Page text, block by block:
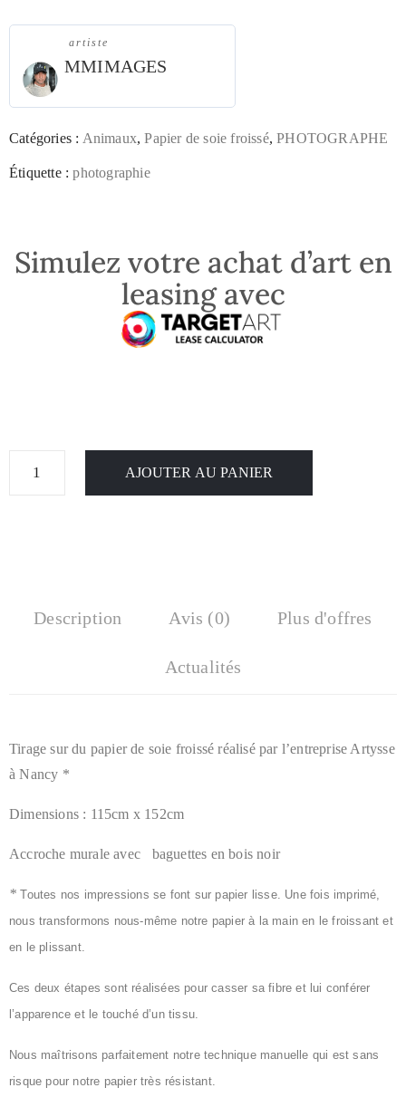
artiste
MMIMAGES
Catégories : Animaux,Papier de soie froissé,PHOTOGRAPHE
Étiquette :photographie
Simulez votre achat d’art en
leasing avec
AJOUTER AU PANIER
Description Avis (0) Plus d'offres
Actualités
Tirage sur du papier de soie froissé réalisé par l’entreprise Artysse
à Nancy *
Dimensions : 115cm x 152cm
Accroche murale avec baguettes en bois noir
*Toutes nos impressions se font sur papier lisse. Une fois imprimé,
nous transformons nous-même notre papier à la main en le froissant et
en le plissant.
Ces deux étapes sont réalisées pourcasser sa fibre et lui conférer
l’apparence et le touché d’un tissu.
Nous maîtrisons parfaitement notre technique manuelle qui est sans
risque pour notre papier très résistant.